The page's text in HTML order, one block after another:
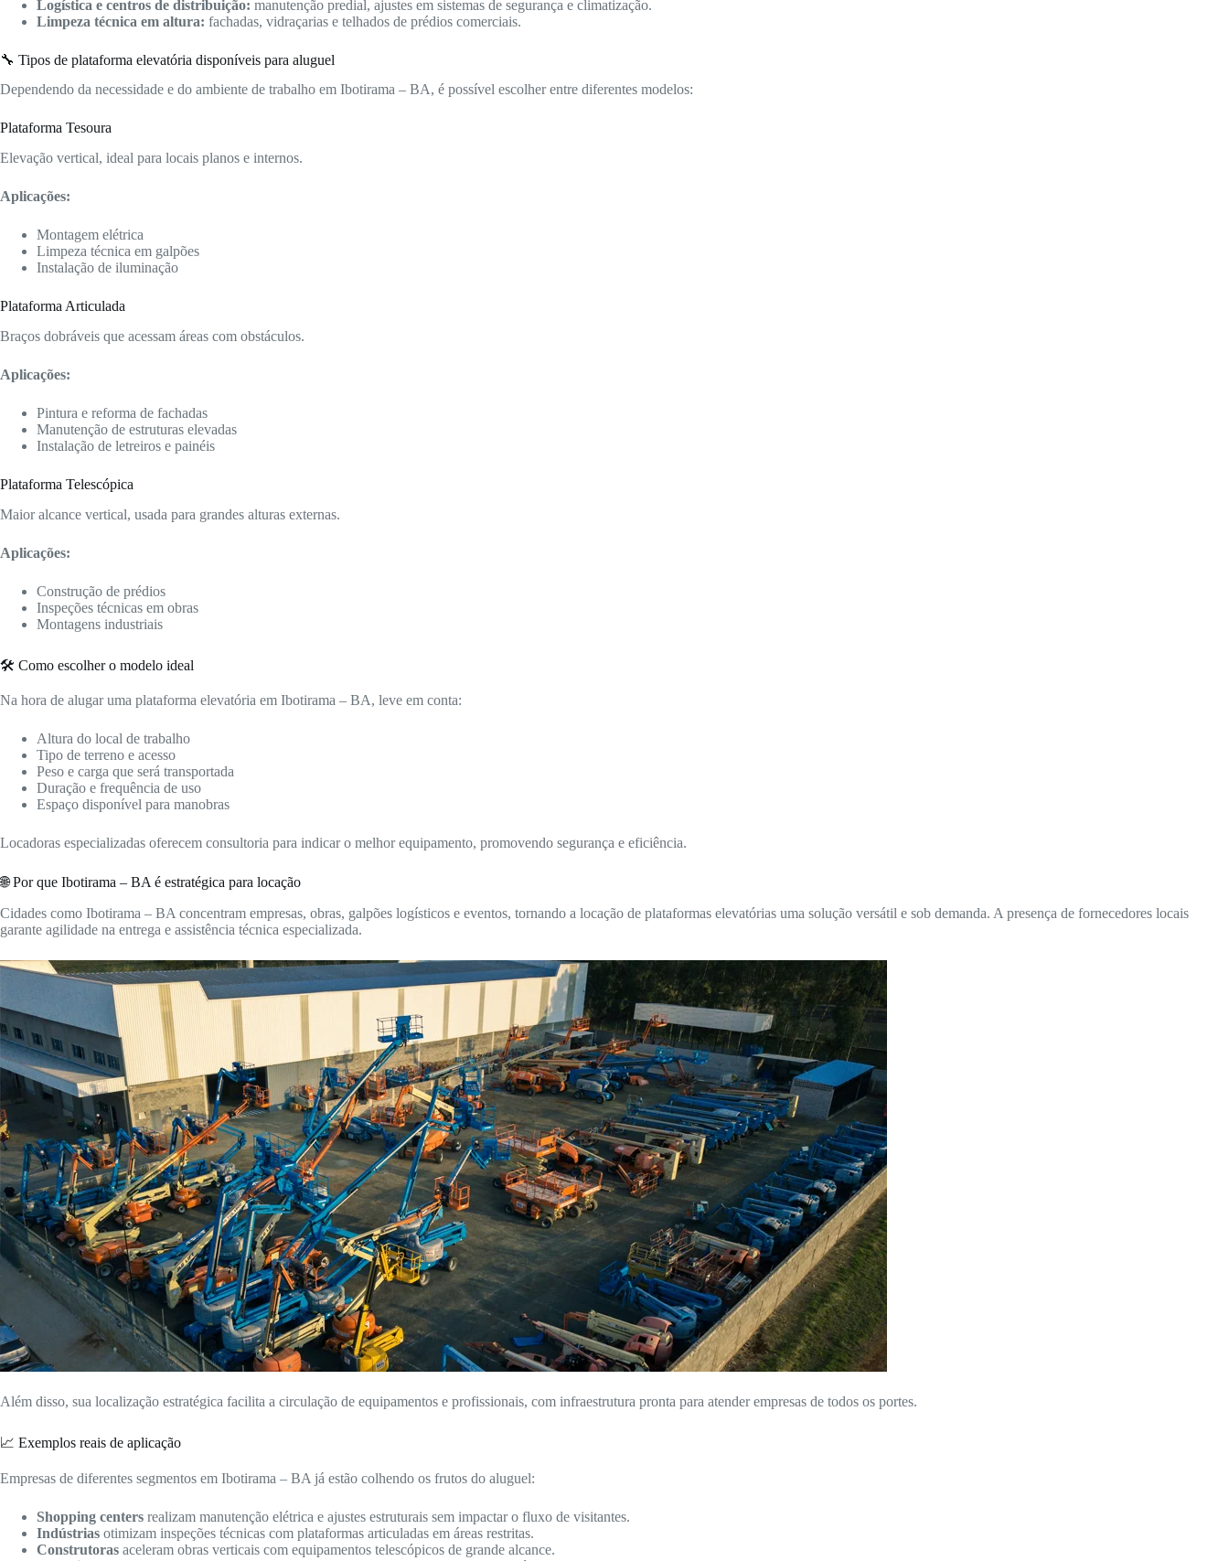
Logística e centros de distribuição: manutenção predial, ajustes em sistemas de segurança e climatização.
Limpeza técnica em altura: fachadas, vidraçarias e telhados de prédios comerciais.
🔧 Tipos de plataforma elevatória disponíveis para aluguel
Dependendo da necessidade e do ambiente de trabalho em Ibotirama – BA, é possível escolher entre diferentes modelos:
Plataforma Tesoura
Elevação vertical, ideal para locais planos e internos.
Aplicações:
Montagem elétrica
Limpeza técnica em galpões
Instalação de iluminação
Plataforma Articulada
Braços dobráveis que acessam áreas com obstáculos.
Aplicações:
Pintura e reforma de fachadas
Manutenção de estruturas elevadas
Instalação de letreiros e painéis
Plataforma Telescópica
Maior alcance vertical, usada para grandes alturas externas.
Aplicações:
Construção de prédios
Inspeções técnicas em obras
Montagens industriais
🛠️ Como escolher o modelo ideal
Na hora de alugar uma plataforma elevatória em Ibotirama – BA, leve em conta:
Altura do local de trabalho
Tipo de terreno e acesso
Peso e carga que será transportada
Duração e frequência de uso
Espaço disponível para manobras
Locadoras especializadas oferecem consultoria para indicar o melhor equipamento, promovendo segurança e eficiência.
🌐 Por que Ibotirama – BA é estratégica para locação
Cidades como Ibotirama – BA concentram empresas, obras, galpões logísticos e eventos, tornando a locação de plataformas elevatórias uma solução versátil e sob demanda. A presença de fornecedores locais
garante agilidade na entrega e assistência técnica especializada.
Além disso, sua localização estratégica facilita a circulação de equipamentos e profissionais, com infraestrutura pronta para atender empresas de todos os portes.
📈 Exemplos reais de aplicação
Empresas de diferentes segmentos em Ibotirama – BA já estão colhendo os frutos do aluguel:
Shopping centers realizam manutenção elétrica e ajustes estruturais sem impactar o fluxo de visitantes.
Indústrias otimizam inspeções técnicas com plataformas articuladas em áreas restritas.
Construtoras aceleram obras verticais com equipamentos telescópicos de grande alcance.